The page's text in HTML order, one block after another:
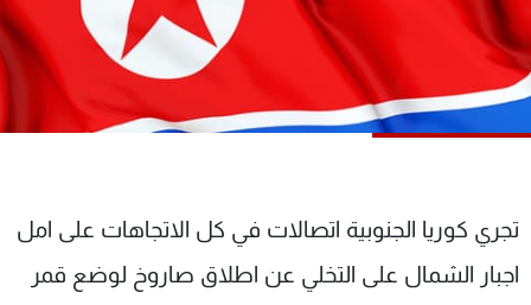
تجري كوريا الجنوبية اتصالات في كل الاتجاهات على امل
اجبار الشمال على التخلي عن اطلاق صاروخ لوضع قمر
البرامج
جدول البرامج
شاهد البرامج
الإنـتـاج
وظائف
تواصل معنا